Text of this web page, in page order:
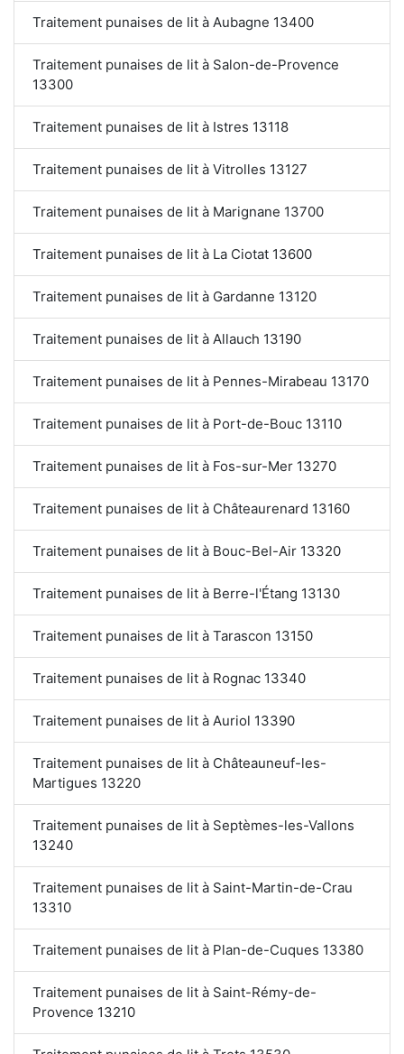
Traitement punaises de lit à Aubagne 13400
Traitement punaises de lit à Salon-de-Provence
13300
Traitement punaises de lit à Istres 13118
Traitement punaises de lit à Vitrolles 13127
Traitement punaises de lit à Marignane 13700
Traitement punaises de lit à La Ciotat 13600
Traitement punaises de lit à Gardanne 13120
Traitement punaises de lit à Allauch 13190
Traitement punaises de lit à Pennes-Mirabeau 13170
Traitement punaises de lit à Port-de-Bouc 13110
Traitement punaises de lit à Fos-sur-Mer 13270
Traitement punaises de lit à Châteaurenard 13160
Traitement punaises de lit à Bouc-Bel-Air 13320
Traitement punaises de lit à Berre-l'Étang 13130
Traitement punaises de lit à Tarascon 13150
Traitement punaises de lit à Rognac 13340
Traitement punaises de lit à Auriol 13390
Traitement punaises de lit à Châteauneuf-les-
Martigues 13220
Traitement punaises de lit à Septèmes-les-Vallons
13240
Traitement punaises de lit à Saint-Martin-de-Crau
13310
Traitement punaises de lit à Plan-de-Cuques 13380
Traitement punaises de lit à Saint-Rémy-de-
Provence 13210